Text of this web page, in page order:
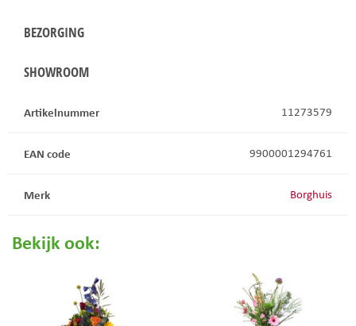
BEZORGING
SHOWROOM
Artikelnummer 11273579
EAN code 9900001294761
Merk Borghuis
Bekijk ook: